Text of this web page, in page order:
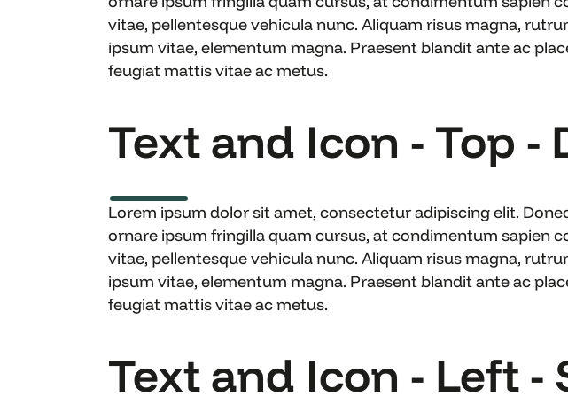
vitae, pellentesque vehicula nunc. Aliquam risus magna,
ipsum vitae, elementum magna. Praesent blandit ante ac
feugiat mattis vitae ac metus.
Text and Icon - Top
Lorem ipsum dolor sit amet, consectetur adipiscing elit.
ornare ipsum fringilla quam cursus, at condimentum sapien
vitae, pellentesque vehicula nunc. Aliquam risus magna,
ipsum vitae, elementum magna. Praesent blandit ante ac
feugiat mattis vitae ac metus.
Text and Icon - Left -